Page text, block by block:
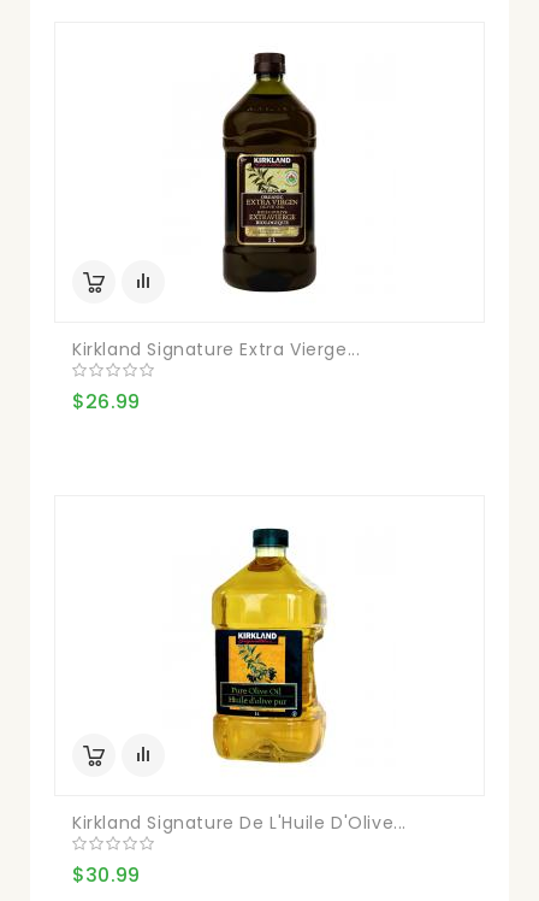
Kirkland Signature Extra Vierge...
$26.99
Kirkland Signature De L'Huile D'Olive...
$30.99